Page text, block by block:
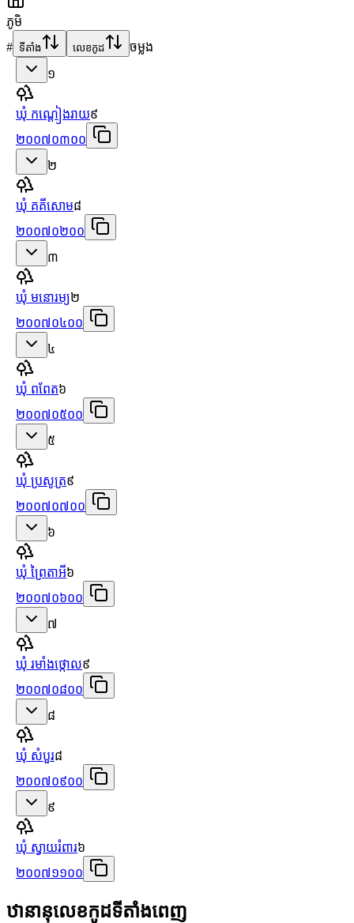
ភូមិ
# ទីតាំង លេខកូដ
ចម្លង
១
ឃុំ កណ្ដៀងរាយ៩
២០០៧០៣០០
២
ឃុំ គគីសោម៨
២០០៧០២០០
៣
ឃុំ មនោរម្យ២
២០០៧០៤០០
៤
ឃុំ ពពែត៦
២០០៧០៥០០
៥
ឃុំ ប្រសូត្រ៩
២០០៧០៧០០
៦
ឃុំ ព្រៃតាអី៦
២០០៧០៦០០
៧
ឃុំ រមាំងថ្កោល៩
២០០៧០៨០០
៨
ឃុំ សំបួរ៨
២០០៧០៩០០
៩
ឃុំ ស្វាយរំពារ៦
២០០៧១១០០
ឋានានុលេខកូដទីតាំងពេញ